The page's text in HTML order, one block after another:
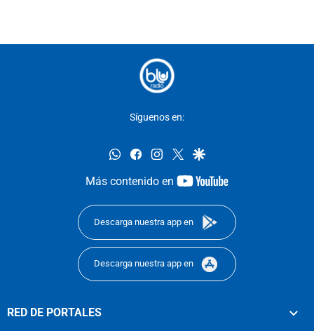
Síguenos en:
whatsappfacebookinstagram
twittergoogle
Más contenido en
youtube-
Descarga nuestra app en
Descarga nuestra app en
RED DE PORTALES